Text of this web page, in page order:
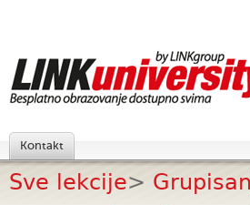
Kontakt
Sve lekcije>